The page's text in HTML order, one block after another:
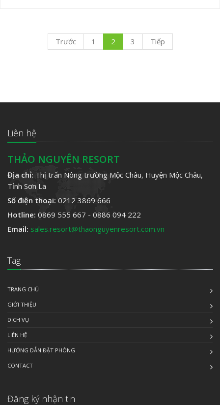
Trước 1 2 3 Tiếp
Liên hệ
THẢO NGUYÊN RESORT
Địa chỉ: Thị trấn Nông trường Mộc Châu, Huyện Mộc Châu,
Tỉnh Sơn La
Số điện thoại: 0212 3869 666
Hotline: 0869 555 667 - 0886 094 222
Email: sales.resort@thaonguyenresort.com.vn
Tag
TRANG CHỦ
GIỚI THIỆU
DỊCH VỤ
LIÊN HỆ
HƯỚNG DẪN ĐẶT PHÒNG
CONTACT
Đăng ký nhận tin